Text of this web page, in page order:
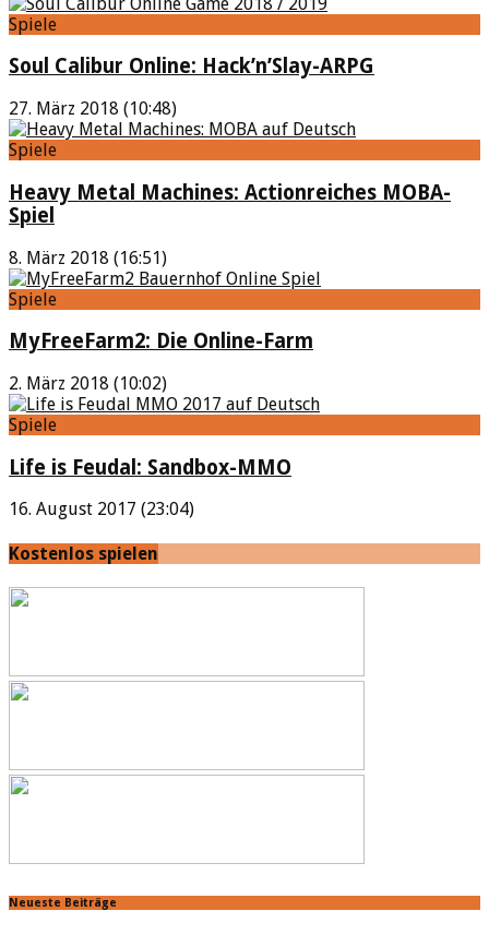
Spiele
Soul Calibur Online: Hack’n’Slay-ARPG
27. März 2018 (10:48)
Spiele
Heavy Metal Machines: Actionreiches MOBA-
Spiel
8. März 2018 (16:51)
Spiele
MyFreeFarm2: Die Online-Farm
2. März 2018 (10:02)
Spiele
Life is Feudal: Sandbox-MMO
16. August 2017 (23:04)
Kostenlos spielen
Neueste Beiträge